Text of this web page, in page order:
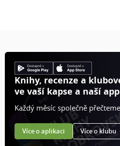
Knihy, recenze a
ve vaší kapse a naší
Každý měsíc společně
Více o aplikaci Více o klubu